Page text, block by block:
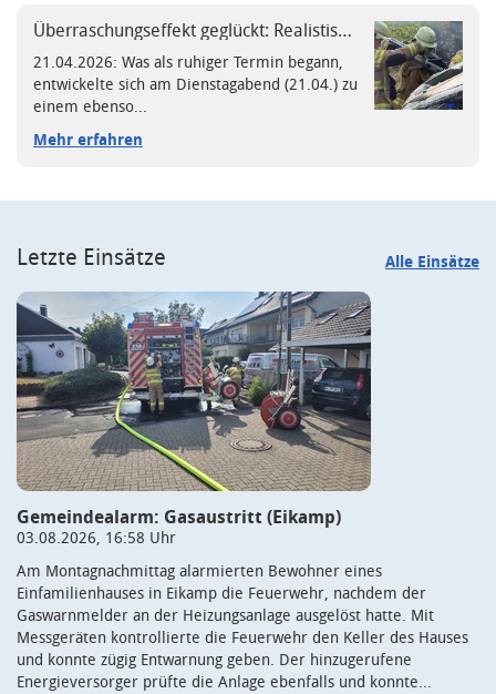
Überraschungseffekt geglückt: Realistische Einsatzübung fordert Löschgruppe Voiswinkel
21.04.2026: Was als ruhiger Termin begann,
entwickelte sich am Dienstagabend (21.04.) zu
einem ebenso...
Mehr erfahren
Alle Einsätze
Letzte Einsätze
Gemeindealarm: Gasaustritt (Eikamp)
03.08.2026, 16:58 Uhr
Am Montagnachmittag alarmierten Bewohner eines
Einfamilienhauses in Eikamp die Feuerwehr, nachdem der
Gaswarnmelder an der Heizungsanlage ausgelöst hatte. Mit
Messgeräten kontrollierte die Feuerwehr den Keller des Hauses
und konnte zügig Entwarnung geben. Der hinzugerufene
Energieversorger prüfte die Anlage ebenfalls und konnte...